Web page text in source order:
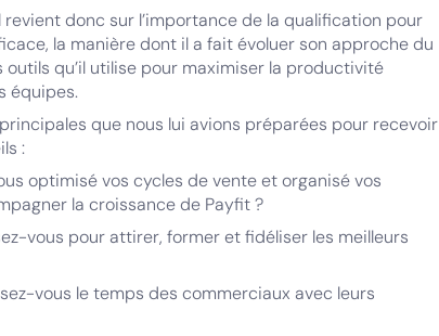
revient donc sur l’importance de la qualification pour
la manière dont il a fait évoluer son approche du
outils qu’il utilise pour maximiser la productivité
équipes.
que nous lui avions préparées pour recevoir
:
optimisé vos cycles de vente et organisé vos
la croissance de Payfit ?
vous pour attirer, former et fidéliser les meilleurs
vous le temps des commerciaux avec leurs